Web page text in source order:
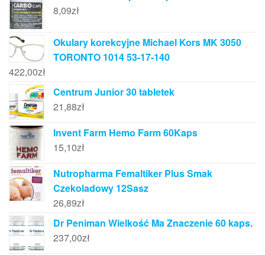
8,09zł
Okulary korekcyjne Michael Kors MK 3050
TORONTO 1014 53-17-140
422,00zł
Centrum Junior 30 tabletek
21,88zł
Invent Farm Hemo Farm 60Kaps
15,10zł
Nutropharma Femaltiker Plus Smak
Czekoladowy 12Sasz
26,89zł
Dr Peniman Wielkość Ma Znaczenie 60 kaps.
237,00zł